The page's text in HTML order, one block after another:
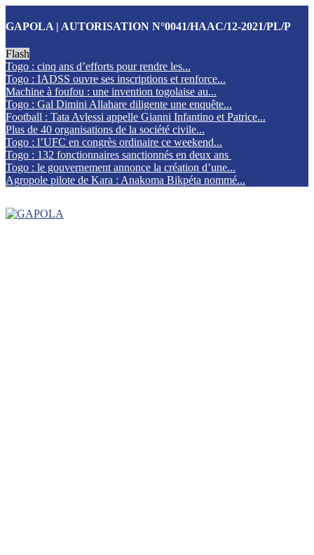
GAPOLA | AUTORISATION N°0041/HAAC/12-2021/PL/P
Flash
Togo : cinq ans d’efforts pour rendre les...
Togo : IADSS ouvre ses inscriptions et renforce...
Machine à foufou : une invention togolaise au...
Togo : Gal Dimini Allahare diligente une enquête...
Football : Tata Avlessi appelle Gianni Infantino et Patrice...
Plus de 40 organisations de la société civile...
Togo : l’UFC en congrès ordinaire ce weekend...
Togo : 132 fonctionnaires sanctionnés en deux ans
Togo : le gouvernement annonce la création d’une...
Agropole pilote de Kara : Anakoma Bikpéta nommé...